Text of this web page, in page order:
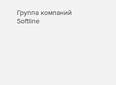
Группа компаний
Softline